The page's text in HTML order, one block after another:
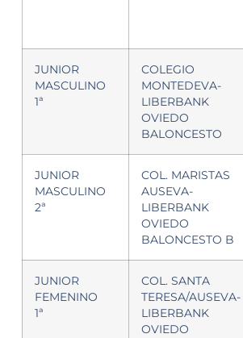
JUNIOR
MASCULINO
1ª
COLEGIO
MONTEDEVA-
LIBERBANK
OVIEDO
BALONCESTO
JUNIOR
MASCULINO
2ª
COL. MARISTAS
AUSEVA-
LIBERBANK
OVIEDO
BALONCESTO B
JUNIOR
FEMENINO
1ª
COL. SANTA
TERESA/AUSEVA-
LIBERBANK
OVIEDO